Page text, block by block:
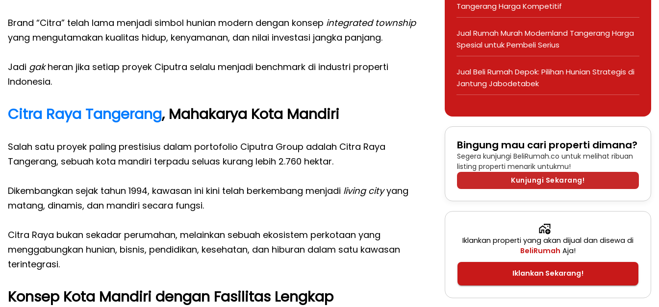
Brand “Citra” telah lama menjadi simbol hunian modern dengan konsep integrated township
yang mengutamakan kualitas hidup, kenyamanan, dan nilai investasi jangka panjang.
Jadi gakheran jika setiap proyek Ciputra selalu menjadi benchmark di industri properti
Indonesia.
Citra Raya Tangerang, Mahakarya Kota Mandiri
Salah satu proyek paling prestisius dalam portofolio Ciputra Group adalah Citra Raya
Tangerang, sebuah kota mandiri terpadu seluas kurang lebih 2.760 hektar.
Dikembangkan sejak tahun 1994, kawasan ini kini telah berkembang menjadi living cityyang
matang, dinamis, dan mandiri secara fungsi.
Citra Raya bukan sekadar perumahan, melainkan sebuah ekosistem perkotaan yang
menggabungkan hunian, bisnis, pendidikan, kesehatan, dan hiburan dalam satu kawasan
terintegrasi.
Konsep Kota Mandiri dengan Fasilitas Lengkap
Tangerang Harga Kompetitif
Jual Rumah Murah Modernland Tangerang Harga
Spesial untuk Pembeli Serius
Jual Beli Rumah Depok: Pilihan Hunian Strategis di
Jantung Jabodetabek
Bingung mau cari properti dimana?
Segera kunjungi BeliRumah.co untuk melihat ribuan
listing properti menarik untukmu!
Kunjungi Sekarang!
Iklankan properti yang akan dijual dan disewa di
BeliRumah Aja!
Iklankan Sekarang!